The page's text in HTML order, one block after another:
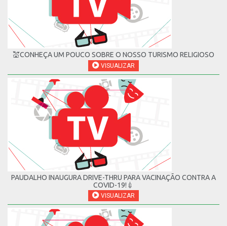
💒CONHEÇA UM POUCO SOBRE O NOSSO TURISMO RELIGIOSO
VISUALIZAR
PAUDALHO INAUGURA DRIVE-THRU PARA VACINAÇÃO CONTRA A
COVID-19!💉
VISUALIZAR